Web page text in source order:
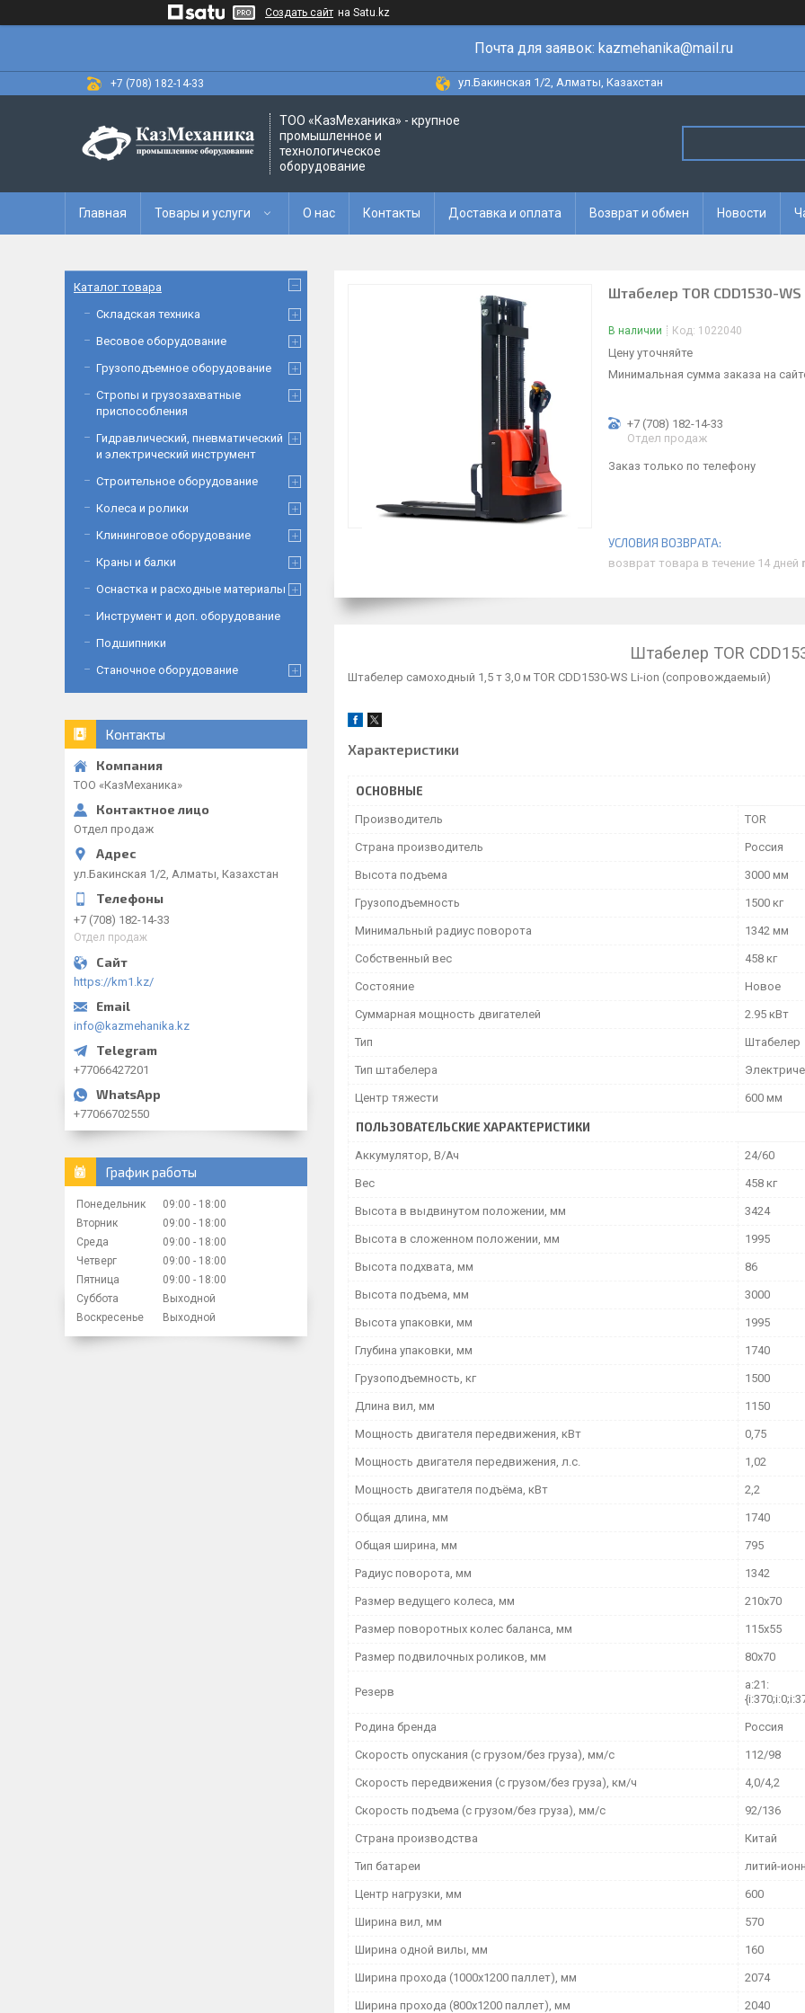
Создать сайт на Satu.kz
Почта для заявок: kazmehanika@mail.ru
+7 (708) 182-14-33 ул.Бакинская 1/2, Алматы, Казахстан
ТОО «‎КазМеханика» - крупное
промышленное и
технологическое
оборудование
Главная Товары и услуги О нас Контакты Доставка и оплата Возврат и обмен Новости
Штабелер TOR CDD1530-
В наличии Код: 1022040
Цену уточняйте
Минимальная сумма заказа на
+7 (708) 182-14-33
Отдел продаж
Заказ только по телефону
возврат товара в течение 14 дней
Штабелер TOR
Штабелер самоходный 1,5 т 3,0 м TOR CDD1530-WS Li-ion (сопровождаемый)
Характеристики
ОСНОВНЫЕ
Производитель TOR
Страна производитель Россия
Высота подъема 3000 мм
Грузоподъемность 1500 кг
Минимальный радиус поворота 1342 мм
Собственный вес 458 кг
Состояние Новое
Суммарная мощность двигателей 2.95 кВт
Тип Штабелер
Тип штабелера
Центр тяжести 600 мм
ПОЛЬЗОВАТЕЛЬСКИЕ ХАРАКТЕРИСТИКИ
Аккумулятор, В/Ач 24/60
Вес 458 кг
Высота в выдвинутом положении, мм 3424
Высота в сложенном положении, мм 1995
Высота подхвата, мм 86
Высота подъема, мм 3000
Высота упаковки, мм 1995
Глубина упаковки, мм 1740
Грузоподъемность, кг 1500
Длина вил, мм 1150
Мощность двигателя передвижения, кВт 0,75
Мощность двигателя передвижения, л.с. 1,02
Мощность двигателя подъёма, кВт 2,2
Общая длина, мм 1740
Общая ширина, мм 795
Радиус поворота, мм 1342
Размер ведущего колеса, мм 210х70
Размер поворотных колес баланса, мм 115х55
Размер подвилочных роликов, мм 80x70
Резерв
a:21:
Родина бренда Россия
Скорость опускания (с грузом/без груза), мм/с 112/98
Скорость передвижения (с грузом/без груза), км/ч 4,0/4,2
Скорость подъема (с грузом/без груза), мм/с 92/136
Страна производства Китай
Тип батареи литий-
Центр нагрузки, мм 600
Ширина вил, мм 570
Ширина одной вилы, мм 160
Ширина прохода (1000х1200 паллет), мм 2074
Ширина прохода (800х1200 паллет), мм 2040
Каталог товара
Складская техника
Весовое оборудование
Грузоподъемное оборудование
Стропы и грузозахватные
приспособления
Гидравлический, пневматический
и электрический инструмент
Строительное оборудование
Колеса и ролики
Клининговое оборудование
Краны и балки
Оснастка и расходные материалы
Инструмент и доп. оборудование
Подшипники
Станочное оборудование
Контакты
ТОО «‎КазМеханика»
Отдел продаж
ул.Бакинская 1/2, Алматы, Казахстан
+7 (708) 182-14-33
Отдел продаж
https://km1.kz/
info@kazmehanika.kz
+77066427201
+77066702550
График работы
Понедельник 09:00
18:00
Вторник
09:00
18:00
Среда
09:00
18:00
Четверг
09:00
18:00
Пятница
09:00
18:00
Суббота
Выходной
Воскресенье
Выходной